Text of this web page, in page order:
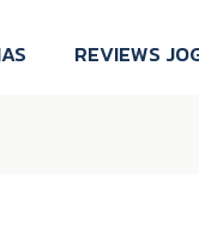
REVIEWS